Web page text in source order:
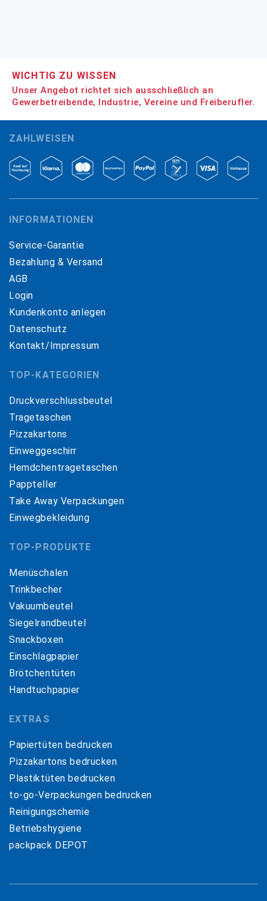
WICHTIG ZU WISSEN
Unser Angebot richtet sich ausschließlich an
Gewerbetreibende, Industrie, Vereine und Freiberufler.
ZAHLWEISEN
INFORMATIONEN
Service-Garantie
Bezahlung & Versand
AGB
Login
Kundenkonto anlegen
Datenschutz
Kontakt/Impressum
TOP-KATEGORIEN
Druckverschlussbeutel
Tragetaschen
Pizzakartons
Einweggeschirr
Hemdchentragetaschen
Pappteller
Take Away Verpackungen
Einwegbekleidung
TOP-PRODUKTE
Menüschalen
Trinkbecher
Vakuumbeutel
Siegelrandbeutel
Snackboxen
Einschlagpapier
Brötchentüten
Handtuchpapier
EXTRAS
Papiertüten bedrucken
Pizzakartons bedrucken
Plastiktüten bedrucken
to-go-Verpackungen bedrucken
Reinigungschemie
Betriebshygiene
packpack DEPOT